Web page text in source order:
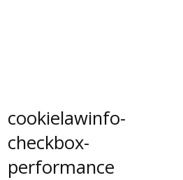
cookielawinfo-
checkbox-
performance